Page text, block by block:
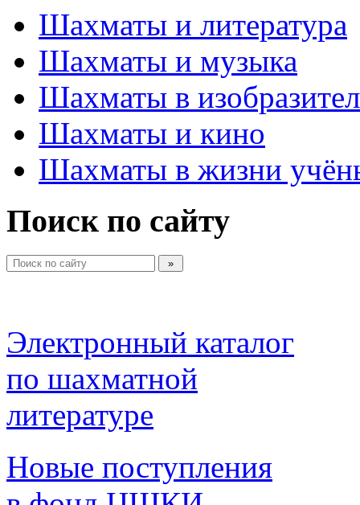
Шахматы и литература
Шахматы и музыка
Шахматы в
Шахматы и кино
Шахматы в жизни
Поиск по сайту
Электронный каталог
по шахматной
литературе
Новые поступления